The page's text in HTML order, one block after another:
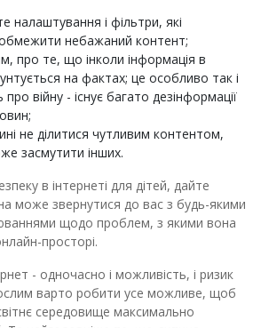
налаштування і фільтри, які
небажаний контент;
про те, що інколи інформація в
на фактах; це особливо так і
війну - існує багато дезінформації
не ділитися чутливим контентом,
засмутити інших.
в інтернеті для дітей, дайте
може звернутися до вас з будь-якими
щодо проблем, з якими вона
просторі.
- одночасно і можливість, і ризик
варто робити усе можливе, щоб
середовище максимально